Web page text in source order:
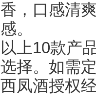
香，口感清
感。
以上10款产
选择。如需
西凤酒授权